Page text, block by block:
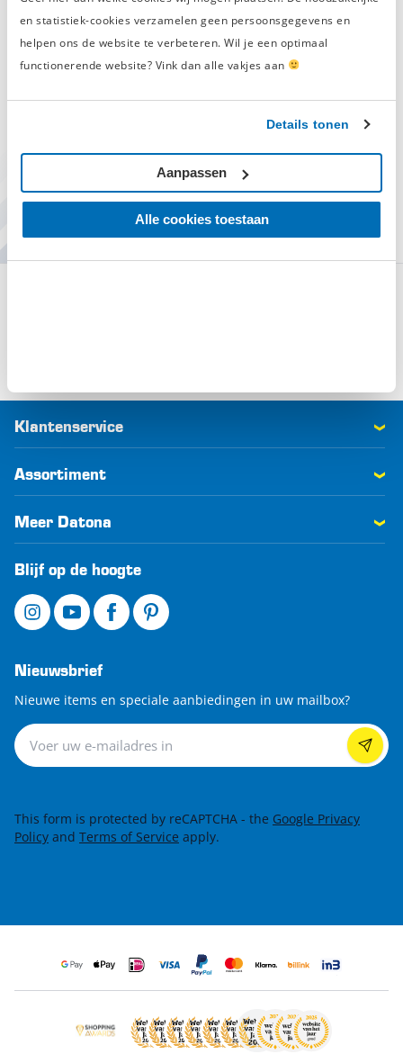
en statistiek-cookies verzamelen geen persoonsgegevens en
helpen ons de website te verbeteren. Wil je een optimaal
functionerende website? Vink dan alle vakjes aan
Details tonen
Alle cookies toestaan
Aanpassen
onaangekondigd bij de voordeur neer
gezet terwijl w ... Lees meer.
Stel uw vraag aan onze product
specialisten, we helpen u graag.
Nu open
Klantenservice
Assortiment
Meer Datona
Blijf op de hoogte
Nieuwsbrief
Nieuwe items en speciale aanbiedingen in uw mailbox?
Nieuwsbrief
This form is protected by reCAPTCHA - the Google Privacy
Policy and Terms of Service apply.